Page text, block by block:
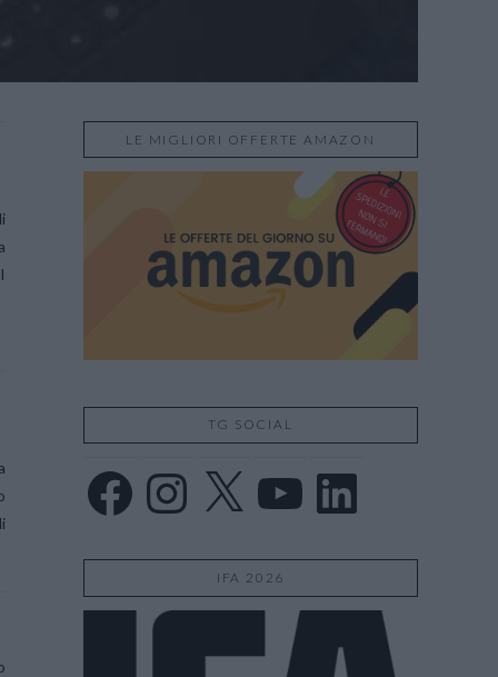
LE MIGLIORI OFFERTE AMAZON
TG SOCIAL
Facebook Instagram LinkedIn
IFA 2026